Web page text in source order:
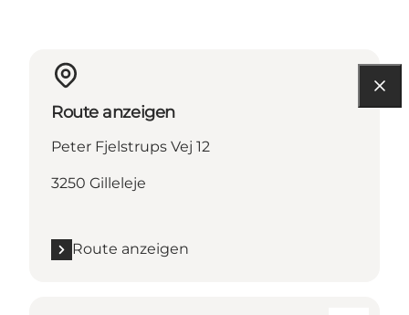
Route anzeigen
Peter Fjelstrups Vej 12
3250 Gilleleje
Route anzeigen